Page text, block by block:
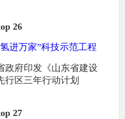
26
进万家”科技示范工程
政府印发《山东省建设
行区三年行动计划
27